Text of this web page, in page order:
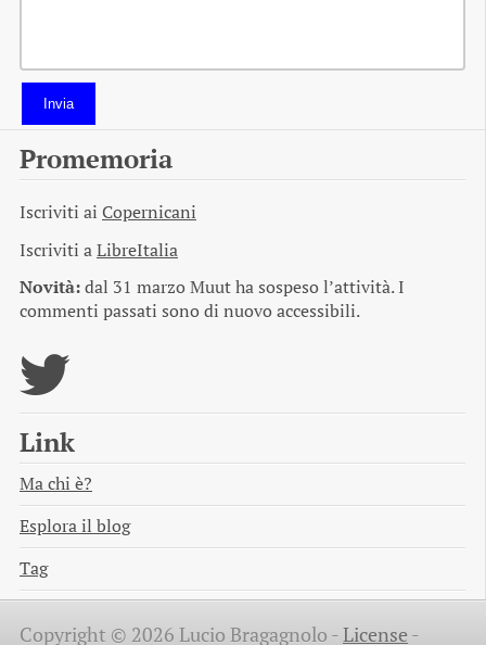
Invia
Promemoria
Iscriviti ai Copernicani
Iscriviti aLibreItalia
Novità:dal 31 marzo Muut ha sospeso l’attività. I
commenti passati sono di nuovo accessibili.
Link
Ma chi è?
Esplora il blog
Tag
Copyright © 2026 Lucio Bragagnolo -License -